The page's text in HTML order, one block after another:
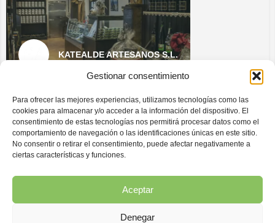
Gestionar consentimiento
Para ofrecer las mejores experiencias, utilizamos tecnologías como las
cookies para almacenar y/o acceder a la información del dispositivo. El
consentimiento de estas tecnologías nos permitirá procesar datos como el
comportamiento de navegación o las identificaciones únicas en este sitio.
No consentir o retirar el consentimiento, puede afectar negativamente a
ciertas características y funciones.
Aceptar
Denegar
KATEALDE ARTESANOS S.L.